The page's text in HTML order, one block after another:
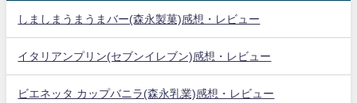
しましまうまうまバー(森永製菓)感想・レビュー
イタリアンプリン(セブンイレブン)感想・レビュー
ビエネッタ カップバニラ(森永乳業)感想・レビュー